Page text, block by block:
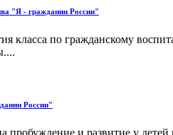
"Я - гражданин России"
класса по гражданскому
России"
пробуждение и развитие у